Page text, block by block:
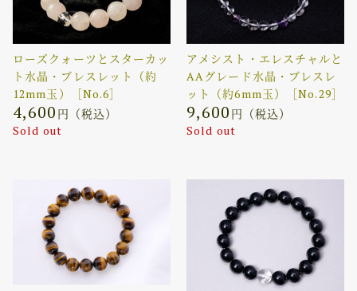
ローズクォーツとスターカッ
ト水晶・ブレスレット（約
12mm玉）［No.6］
4,600 円（税込）
Sold out
アメシスト・エレスチャルと
AAグレード水晶・ブレスレ
ット（約6mm玉）［No.29］
9,600 円（税込）
Sold out